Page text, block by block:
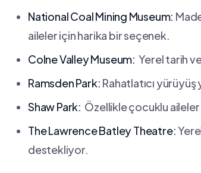
National Coal Mining ⁣Museum:
aileler için harika bir seçenek.
Colne Valley ‍Museum: Yerel tarih
Ramsden Park: Rahatlatıcı
Shaw Park: Özellikle çocuklu​
The ‍Lawrence Batley Theatre:
destekliyor.